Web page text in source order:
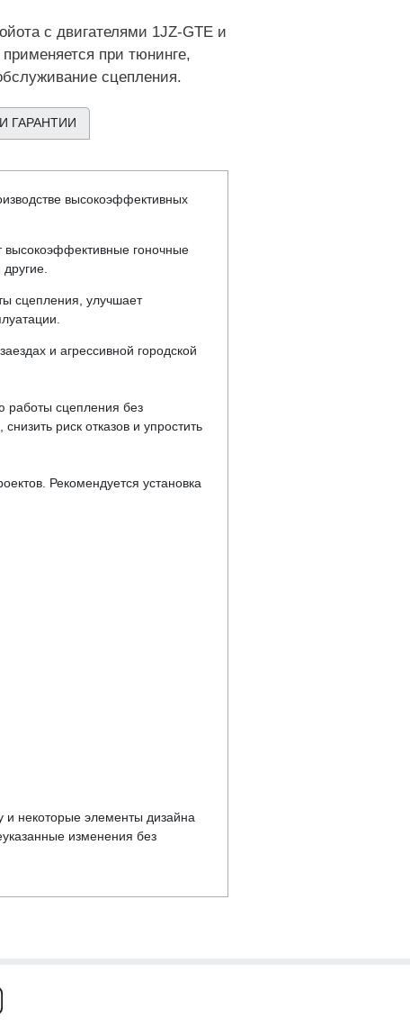
с двигателями 1JZ-GTE и
при тюнинге,
сцепления.
ГАРАНТИИ
высокоэффективных
высокоэффективные гоночные
сцепления, улучшает
и агрессивной городской
работы сцепления без
риск отказов и упростить
Рекомендуется установка
и некоторые элементы дизайна
изменения без